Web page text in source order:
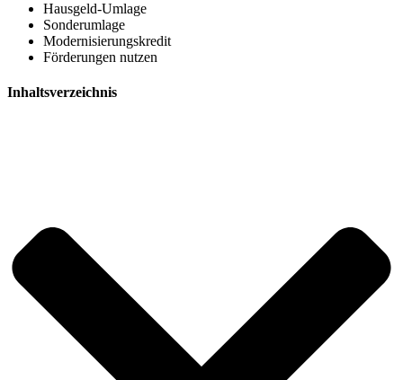
Hausgeld-Umlage
Sonderumlage
Modernisierungskredit
Förderungen nutzen
Inhaltsverzeichnis